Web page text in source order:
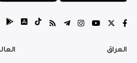
العراق